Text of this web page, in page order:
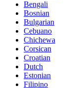
Bengali
Bosnian
Bulgarian
Cebuano
Chichewa
Corsican
Croatian
Dutch
Estonian
Filipino